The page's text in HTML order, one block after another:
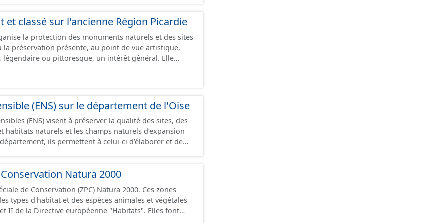
et classé sur l'ancienne Région Picardie
la protection des monuments naturels et des sites
préservation présente, au point de vue artistique,
ou pittoresque, un intérêt général. Elle
Département après avis de la DREAL, de l’Architecte
et, le plus souvent de la Commission Départementale
inscrits dont le maintien de la
surveillance. Les travaux y sont soumis à l’examen
de France qui dispose d’un avis simple sauf pour
l’égide du Préfet de Département. Limitée à l’origine
que cascades et rochers, arbres monumentaux,
l’application de la loi du 2 mai 1930 s’est étendue
un ensemble cohérent sur le plan paysager tels que
massifs montagneux. Cette ressource est
(ENS) sur le département de l'Oise
(ENS) visent à préserver la qualité des sites, des
habitats naturels et les champs naturels d’expansion
des risques d’inondation repérés sur ces espaces,
particulier -sous certaines conditions prévues par le
des zones de préemption et mettre en place un
ENS (DPENS), - instituer une part départementale de
pour le financement des ENS, et appliquer le régime
Natura 2000
de Conservation (ZPC) Natura 2000. Ces zones
types d'habitat et des espèces animales et végétales
II de la Directive européenne "Habitats". Elles font